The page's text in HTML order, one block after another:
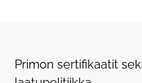
Primon sertifikaatit